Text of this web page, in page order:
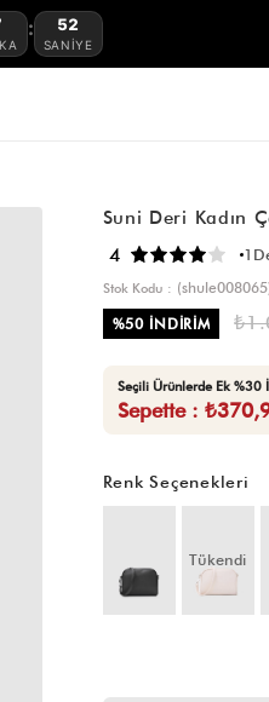
: 51
SANIYE
Suni Deri Kadın
4 1
Stok Kodu
%50İNDIRIM
Seçili Ürünlerde Ek %30
Sepette :
Renk Seçenekleri
Tükendi